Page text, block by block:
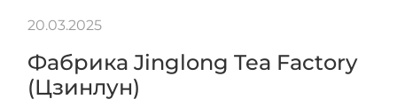
Фабрика Jinglong Tea Factory
(Цзинлун)
20.03.2025